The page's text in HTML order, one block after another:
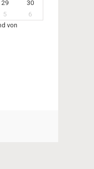
29
30
5
6
von